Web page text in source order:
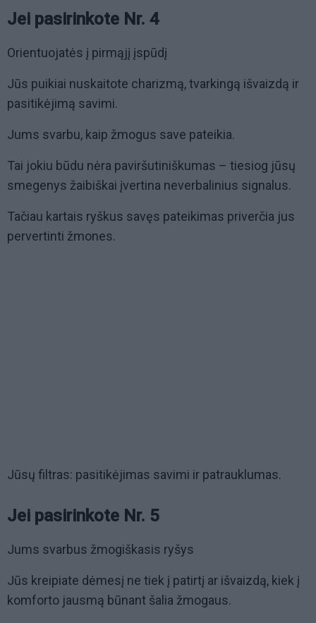
Jei pasirinkote Nr. 4
Orientuojatės į pirmąjį įspūdį
Jūs puikiai nuskaitote charizmą, tvarkingą išvaizdą ir
pasitikėjimą savimi.
Jums svarbu, kaip žmogus save pateikia.
Tai jokiu būdu nėra paviršutiniškumas – tiesiog jūsų
smegenys žaibiškai įvertina neverbalinius signalus.
Tačiau kartais ryškus savęs pateikimas priverčia jus
pervertinti žmones.
Jūsų filtras: pasitikėjimas savimi ir patrauklumas.
Jei pasirinkote Nr. 5
Jums svarbus žmogiškasis ryšys
Jūs kreipiate dėmesį ne tiek į patirtį ar išvaizdą, kiek į
komforto jausmą būnant šalia žmogaus.